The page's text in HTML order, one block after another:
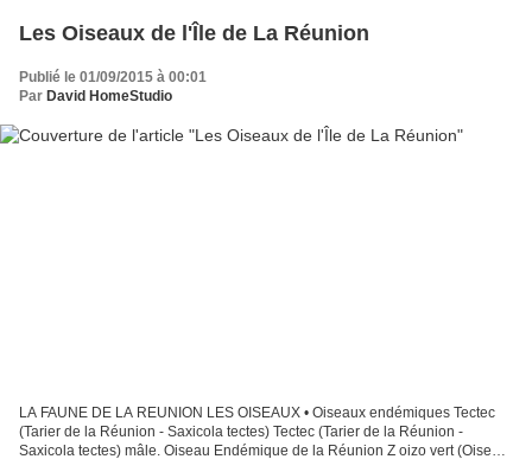
Les Oiseaux de l'Île de La Réunion
Publié le 01/09/2015 à 00:01
Par David HomeStudio
LA FAUNE DE LA REUNION LES OISEAUX • Oiseaux endémiques Tectec
(Tarier de la Réunion - Saxicola tectes) Tectec (Tarier de la Réunion -
Saxicola tectes) mâle. Oiseau Endémique de la Réunion Z oizo vert (Oiseau